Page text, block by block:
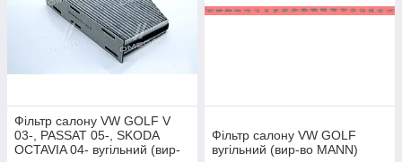
Фільтр салону VW GOLF V
03-, PASSAT 05-, SKODA
OCTAVIA 04- вугільний (вир-
Фільтр салону VW GOLF
вугільний (вир-во MANN)